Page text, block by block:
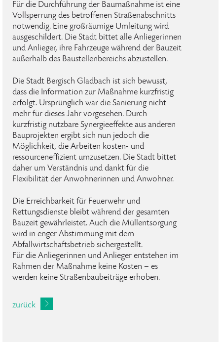
Für die Durchführung der Baumaßnahme ist eine
Vollsperrung des betroffenen Straßenabschnitts
notwendig. Eine großräumige Umleitung wird
ausgeschildert. Die Stadt bittet alle Anliegerinnen
und Anlieger, ihre Fahrzeuge während der Bauzeit
außerhalb des Baustellenbereichs abzustellen.
Die Stadt Bergisch Gladbach ist sich bewusst,
dass die Information zur Maßnahme kurzfristig
erfolgt. Ursprünglich war die Sanierung nicht
mehr für dieses Jahr vorgesehen. Durch
kurzfristig nutzbare Synergieeffekte aus anderen
Bauprojekten ergibt sich nun jedoch die
Möglichkeit, die Arbeiten kosten- und
ressourceneffizient umzusetzen. Die Stadt bittet
daher um Verständnis und dankt für die
Flexibilität der Anwohnerinnen und Anwohner.
Die Erreichbarkeit für Feuerwehr und
Rettungsdienste bleibt während der gesamten
Bauzeit gewährleistet. Auch die Müllentsorgung
wird in enger Abstimmung mit dem
Abfallwirtschaftsbetrieb sichergestellt.
Für die Anliegerinnen und Anlieger entstehen im
Rahmen der Maßnahme keine Kosten – es
werden keine Straßenbaubeiträge erhoben.
zurück